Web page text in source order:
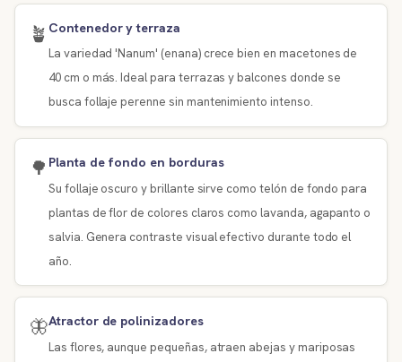
🪴 Contenedor y terraza
La variedad 'Nanum' (enana) crece bien en macetones de
40 cm o más. Ideal para terrazas y balcones donde se
busca follaje perenne sin mantenimiento intenso.
🌳 Planta de fondo en borduras
Su follaje oscuro y brillante sirve como telón de fondo para
plantas de flor de colores claros como lavanda, agapanto o
salvia. Genera contraste visual efectivo durante todo el
año.
🦋Atractor de polinizadores
Las flores, aunque pequeñas, atraen abejas y mariposas